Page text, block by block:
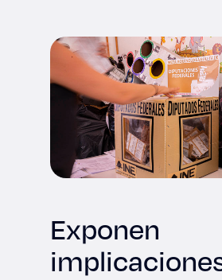
Prepa ITESO
Sustentabilidad
Exponen